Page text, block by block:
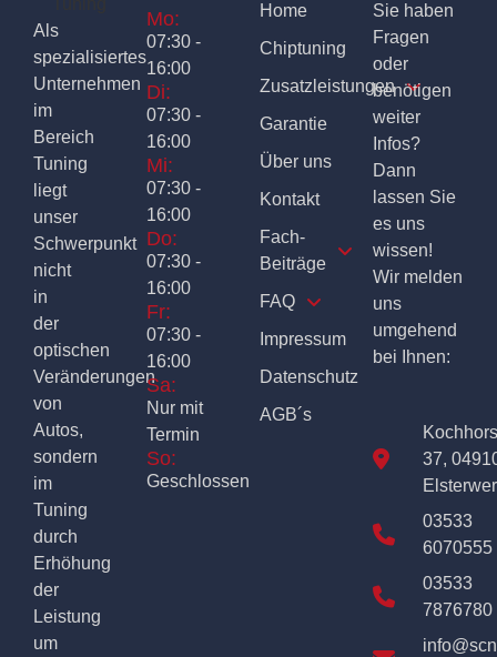
Als
spezialisiertes
Unternehmen
im
Bereich
Tuning
liegt
unser
Schwerpunkt
nicht
in
der
optischen
Veränderungen
von
Autos,
sondern
im
Tuning
durch
Erhöhung
der
Leistung
um
Mo:
07:30 -
16:00
Di:
07:30 -
16:00
Mi:
07:30 -
16:00
Do:
07:30 -
16:00
Fr:
07:30 -
16:00
Sa:
Nur mit
Termin
So:
Geschlossen
Home
Chiptuning
Zusatzleistungen
Garantie
Über uns
Kontakt
Fach-
Beiträge
FAQ
Impressum
Datenschutz
AGB´s
Sie haben
Fragen
oder
benötigen
weiter
Infos?
Dann
lassen Sie
es uns
wissen!
Wir melden
uns
umgehend
bei Ihnen:
37,
03533
6070555
03533
7876780